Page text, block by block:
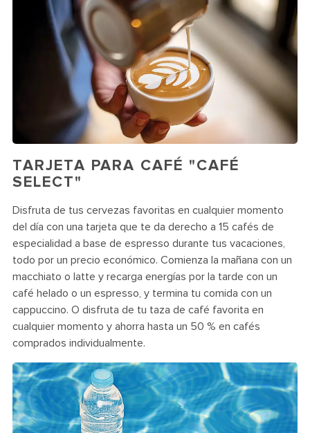
TARJETA PARA CAFÉ "CAFÉ
SELECT"
Disfruta de tus cervezas favoritas en cualquier momento
del día con una tarjeta que te da derecho a 15 cafés de
especialidad a base de espresso durante tus vacaciones,
todo por un precio económico. Comienza la mañana con un
macchiato o latte y recarga energías por la tarde con un
café helado o un espresso, y termina tu comida con un
cappuccino. O disfruta de tu taza de café favorita en
cualquier momento y ahorra hasta un 50 % en cafés
comprados individualmente.